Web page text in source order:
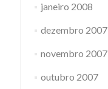
janeiro 2008
dezembro 2007
novembro 2007
outubro 2007